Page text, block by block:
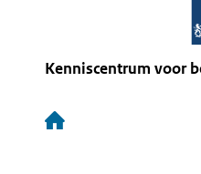
Kenniscentrum voor
Hoofdnavigatie